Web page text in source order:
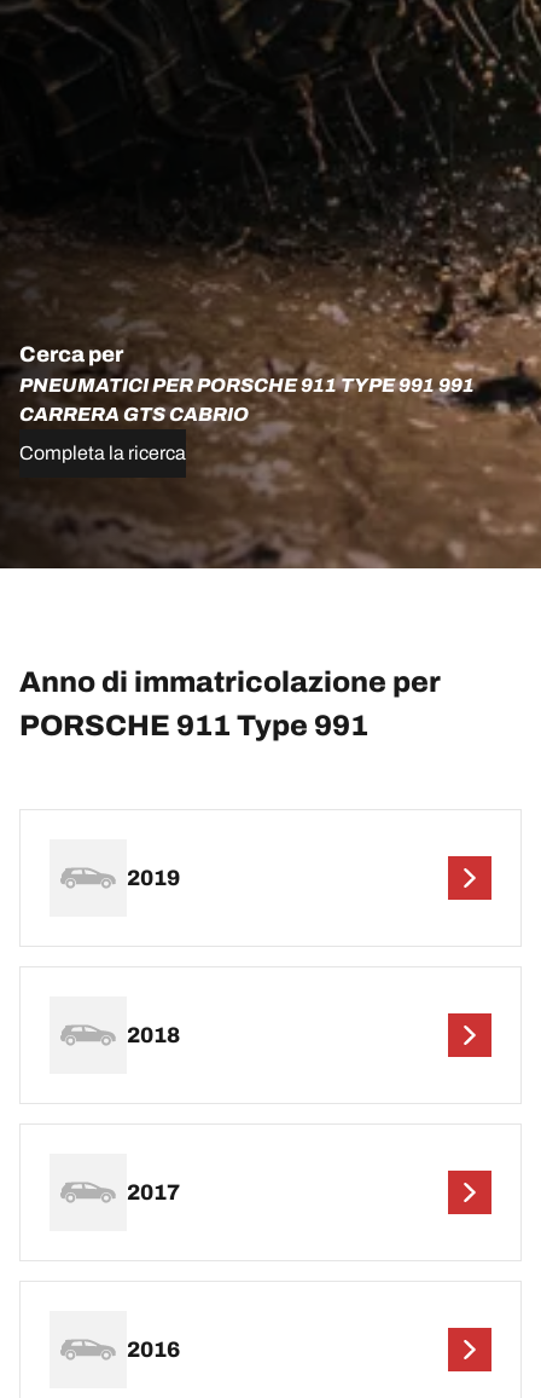
Cerca per
PNEUMATICI PER PORSCHE 911 TYPE 991 991
CARRERA GTS CABRIO
Completa la ricerca
Anno di immatricolazione per
PORSCHE 911 Type 991
2019
2018
2017
2016